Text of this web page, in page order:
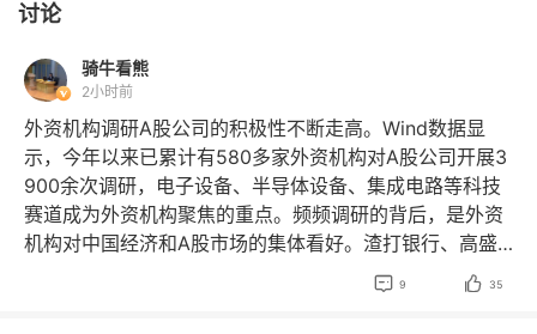
讨论
骑牛看熊
2小时前
外资机构调研A股公司的积极性不断走高。Wind数据显
示，今年以来已累计有580多家外资机构对A股公司开展3
900余次调研，电子设备、半导体设备、集成电路等科技
赛道成为外资机构聚焦的重点。频频调研的背后，是外资
机构对中国经济和A股市场的集体看好。渣打银行、高盛
对A股给出超配评级，摩根士丹利、瑞银等看好中国股票
 9  35